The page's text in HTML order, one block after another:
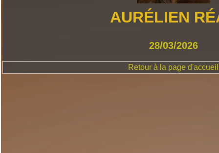
AURÉLIEN
28/03/2026
Retour à la page d'accueil